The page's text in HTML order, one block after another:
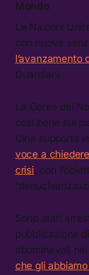
Mondo
Le Nazioni
con nuove
l’avanzamento
Guardian)
La Corea del
così bene sul
Cina supporta
voce a
crisi, con
Sono stati
pubblicazione
abominevoli
che gli